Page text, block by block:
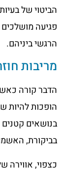
הביטוי של
פגיעה
הרגשי ביניהם.
מריבות
הדבר קורה
הופכות להיות
בנושאים
בביקורת,
כצפוי, אווירה